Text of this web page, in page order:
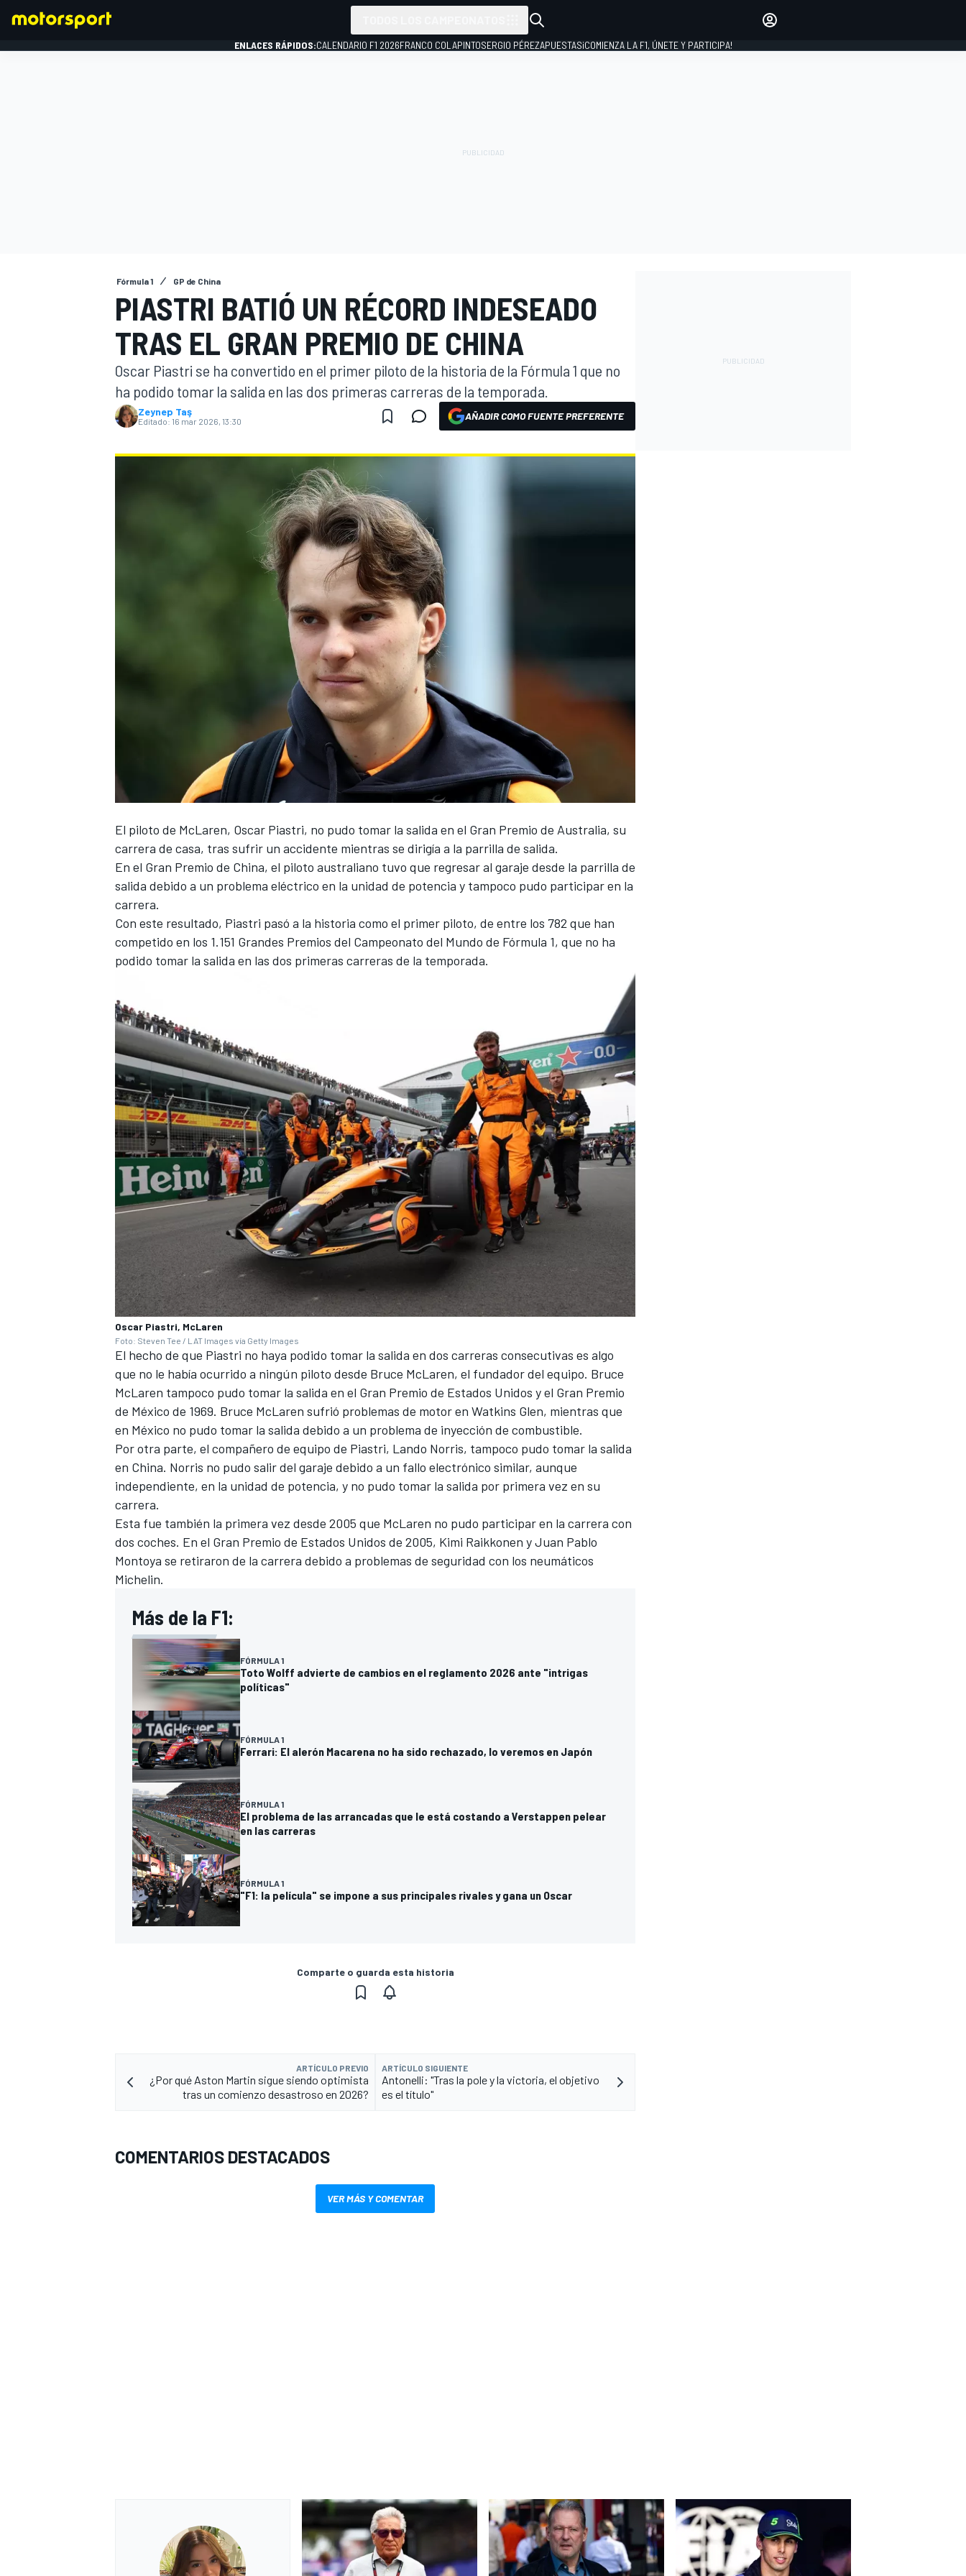
INDYCAR
NASCAR CUP
WRC
MÁS CATEGORÍAS
INICIAR SESIÓN
ENLACES RÁPIDOS:CALENDARIO F1 2026FRANCO COLAPINTOSERGIO PÉREZAPUESTAS¡COMIENZA LA F1, ÚNETE Y PARTICIPA!
Fórmula 1 GP de China
PIASTRI BATIÓ UN RÉCORD INDESEADO
TRAS EL GRAN PREMIO DE CHINA
Oscar Piastri se ha convertido en el primer piloto de la historia de la Fórmula 1 que no
ha podido tomar la salida en las dos primeras carreras de la temporada.
Zeynep Taş
Editado: 16 mar 2026, 13:30 AÑADIR COMO FUENTE PREFERENTE
El piloto de McLaren, Oscar Piastri, no pudo tomar la salida en el Gran Premio de Australia, su
carrera de casa, tras sufrir un accidente mientras se dirigía a la parrilla de salida.
En el Gran Premio de China, el piloto australiano tuvo que regresar al garaje desde la parrilla de
salida debido a un problema eléctrico en la unidad de potencia y tampoco pudo participar en la
carrera.
Con este resultado, Piastri pasó a la historia como el primer piloto, de entre los 782 que han
competido en los 1.151 Grandes Premios del Campeonato del Mundo de Fórmula 1, que no ha
podido tomar la salida en las dos primeras carreras de la temporada.
Oscar Piastri, McLaren
Foto: Steven Tee / LAT Images vía Getty Images
El hecho de que Piastri no haya podido tomar la salida en dos carreras consecutivas es algo
que no le había ocurrido a ningún piloto desde Bruce McLaren, el fundador del equipo. Bruce
McLaren tampoco pudo tomar la salida en el Gran Premio de Estados Unidos y el Gran Premio
de México de 1969. Bruce McLaren sufrió problemas de motor en Watkins Glen, mientras que
en México no pudo tomar la salida debido a un problema de inyección de combustible.
Por otra parte, el compañero de equipo de Piastri, Lando Norris, tampoco pudo tomar la salida
en China. Norris no pudo salir del garaje debido a un fallo electrónico similar, aunque
independiente, en la unidad de potencia, y no pudo tomar la salida por primera vez en su
carrera.
Esta fue también la primera vez desde 2005 que McLaren no pudo participar en la carrera con
dos coches. En el Gran Premio de Estados Unidos de 2005, Kimi Raikkonen y Juan Pablo
Montoya se retiraron de la carrera debido a problemas de seguridad con los neumáticos
Michelin.
Más de la F1:
FÓRMULA 1
Toto Wolff advierte de cambios en el reglamento 2026 ante "intrigas
políticas"
FÓRMULA 1
Ferrari: El alerón Macarena no ha sido rechazado, lo veremos en Japón
FÓRMULA 1
El problema de las arrancadas que le está costando a Verstappen pelear
en las carreras
FÓRMULA 1
"F1: la película" se impone a sus principales rivales y gana un Oscar
Comparte o guarda esta historia
ARTÍCULO PREVIO
¿Por qué Aston Martin sigue siendo optimista
tras un comienzo desastroso en 2026?
ARTÍCULO SIGUIENTE
Antonelli: "Tras la pole y la victoria, el objetivo
es el título"
COMENTARIOS DESTACADOS
VER MÁS Y COMENTAR